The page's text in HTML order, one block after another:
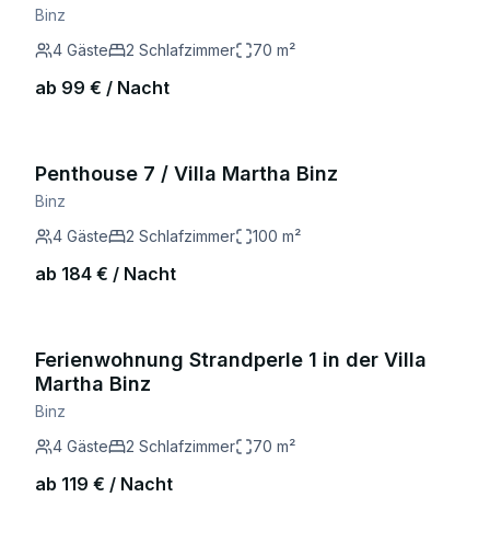
Binz
4 Gäste 2 Schlafzimmer 70 m²
ab 99 € / Nacht
Penthouse 7 / Villa Martha Binz
Binz
4 Gäste 2 Schlafzimmer 100 m²
ab 184 € / Nacht
Ferienwohnung Strandperle 1 in der Villa
Martha Binz
Binz
4 Gäste 2 Schlafzimmer 70 m²
ab 119 € / Nacht